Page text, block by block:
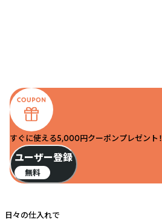
すぐに使える5,000円クーポンプレゼント！
ユーザー登録
無料
日々の仕入れで